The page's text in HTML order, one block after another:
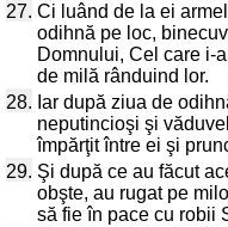
27. Ci luând de la ei
odihnă pe loc,
Domnului, Cel care i-
de milă rânduind lor.
28. Iar după ziua de
neputincioşi şi
împărţit între ei şi
29. Şi după ce au făcut
obşte, au rugat pe
să fie în pace cu robii